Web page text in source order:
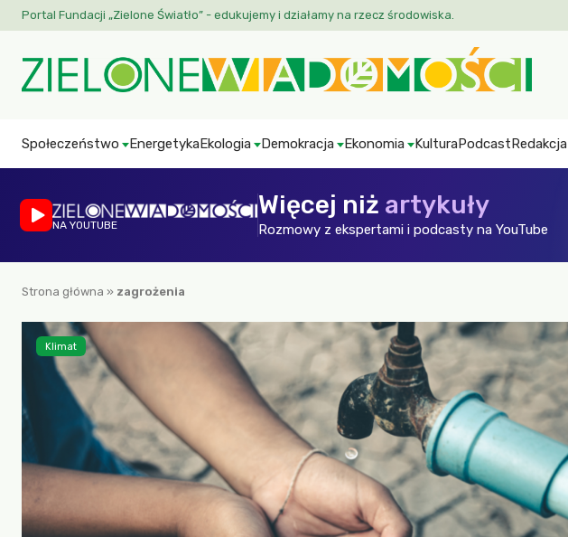
Portal Fundacji „Zielone Światło” - edukujemy i działamy na rzecz środowiska.
Społeczeństwo EnergetykaEkologia Demokracja Ekonomia KulturaPodcastRedakcja
NA YOUTUBE
Więcej niż artykuły
Rozmowy z ekspertami i podcasty na YouTube
Strona główna » zagrożenia
Klimat